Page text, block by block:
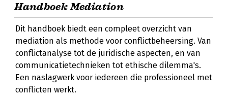
Handboek Mediation
Dit handboek biedt een compleet overzicht van
mediation als methode voor conflictbeheersing. Van
conflictanalyse tot de juridische aspecten, en van
communicatietechnieken tot ethische dilemma's.
Een naslagwerk voor iedereen die professioneel met
conflicten werkt.